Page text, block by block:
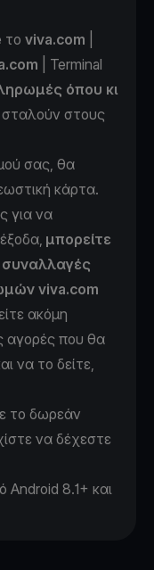
το viva.com
| Terminal
όπου κι
σταλούν στους
σας, θα
κάρτα.
για να
μπορείτε
συναλλαγές
viva.com
ακόμη
αγορές που θα
να το δείτε,
το δωρεάν
να δέχεστε
Android 8.1+ και